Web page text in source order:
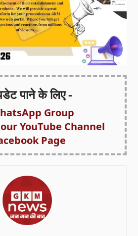
पाने के लिए -
Group
YouTube Channel
Page